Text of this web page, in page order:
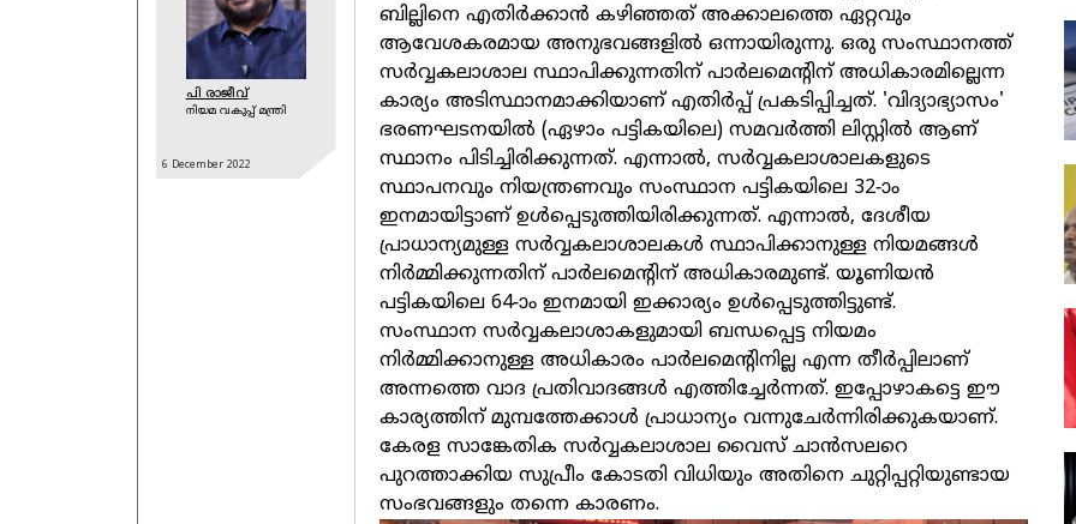
പി രാജീവ്‌
നിയമ വകുപ്പ് മന്ത്രി
6 December2022
ബില്ലിനെ എതിര്‍ക്കാന്‍ കഴിഞ്ഞത് അക്കാലത്തെ ഏറ്റവും
ആവേശകരമായ അനുഭവങ്ങളില്‍ ഒന്നായിരുന്നു. ഒരു സംസ്ഥാനത്ത്
സര്‍വ്വകലാശാല സ്ഥാപിക്കുന്നതിന് പാര്‍ലമെന്റിന് അധികാരമില്ലെന്ന
കാര്യം അടിസ്ഥാനമാക്കിയാണ് എതിര്‍പ്പ് പ്രകടിപ്പിച്ചത്. 'വിദ്യാഭ്യാസം'
ഭരണഘടനയില്‍ (ഏഴാം പട്ടികയിലെ) സമവര്‍ത്തി ലിസ്റ്റില്‍ ആണ്
സ്ഥാനം പിടിച്ചിരിക്കുന്നത്. എന്നാല്‍, സര്‍വ്വകലാശാലകളുടെ
സ്ഥാപനവും നിയന്ത്രണവും സംസ്ഥാന പട്ടികയിലെ 32-ാം
ഇനമായിട്ടാണ് ഉള്‍പ്പെടുത്തിയിരിക്കുന്നത്. എന്നാല്‍, ദേശീയ
പ്രാധാന്യമുള്ള സര്‍വ്വകലാശാലകള്‍ സ്ഥാപിക്കാനുള്ള നിയമങ്ങള്‍
നിര്‍മ്മിക്കുന്നതിന് പാര്‍ലമെന്റിന് അധികാരമുണ്ട്. യൂണിയന്‍
പട്ടികയിലെ 64-ാം ഇനമായി ഇക്കാര്യം ഉള്‍പ്പെടുത്തിട്ടുണ്ട്.
സംസ്ഥാന സര്‍വ്വകലാശാകളുമായി ബന്ധപ്പെട്ട നിയമം
നിര്‍മ്മിക്കാനുള്ള അധികാരം പാര്‍ലമെന്റിനില്ല എന്ന തീര്‍പ്പിലാണ്
അന്നത്തെ വാദ പ്രതിവാദങ്ങള്‍ എത്തിച്ചേര്‍ന്നത്. ഇപ്പോഴാകട്ടെ ഈ
കാര്യത്തിന് മുമ്പത്തേക്കാള്‍ പ്രാധാന്യം വന്നുചേര്‍ന്നിരിക്കുകയാണ്.
കേരള സാങ്കേതിക സര്‍വ്വകലാശാല വൈസ് ചാന്‍സലറെ
പുറത്താക്കിയ സുപ്രീം കോടതി വിധിയും അതിനെ ചുറ്റിപ്പറ്റിയുണ്ടായ
സംഭവങ്ങളും തന്നെ കാരണം.